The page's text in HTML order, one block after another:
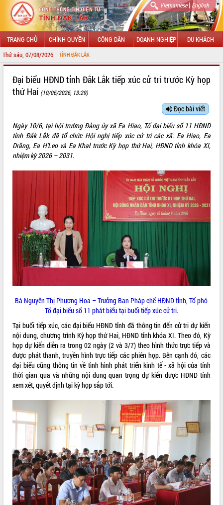
Vietnamese| English
TRANG CHỦ CHÍNH QUYỀN CÔNG DÂN DOANH NGHIỆP DU KHÁCH
Thứ sáu, 07/08/2026
TIN ĐIỆN TỬ TỈNH ĐẮK LẮK
LÃNH ĐẠO UBND TỈNH
SỞ, BAN, NGÀNH
UBND CÁC XÃ, PHƯỜNG
THÔNG TIN CHỈ ĐẠO ĐIỀU HÀNH
HỆ THỐNG VĂN BẢN
VĂN BẢN HĐND TỈNH
ĐIỂM TIN VĂN BẢN
QUY HOẠCH - KẾ HOẠCH
VIDEO
Đại biểu HĐND tỉnh Đắk Lắk tiếp xúc cử tri trước Kỳ họp
thứ Hai (10/06/2026, 13:29)
Đọc bài viết
Ngày 10/6, tại hội trường Đảng ủy xã Ea Hiao, Tổ đại biểu số 11 HĐND
tỉnh Đắk Lắk đã tổ chức Hội nghị tiếp xúc cử tri các xã: Ea Hiao, Ea
Drăng, Ea H’Leo và Ea Khal trước Kỳ họp thứ Hai, HĐND tỉnh khóa XI,
nhiệm kỳ 2026 – 2031.
Bà Nguyễn Thị Phương Hoa – Trưởng Ban Pháp chế HĐND tỉnh, Tổ phó
Tổ đại biểu số 11 phát biểu tại buổi tiếp xúc cử tri.
Tại buổi tiếp xúc, các đại biểu HĐND tỉnh đã thông tin đến cử tri dự kiến
nội dung, chương trình Kỳ họp thứ Hai, HĐND tỉnh khóa XI. Theo đó, Kỳ
họp dự kiến diễn ra trong 02 ngày (2 và 3/7) theo hình thức trực tiếp và
được phát thanh, truyền hình trực tiếp các phiên họp. Bên cạnh đó, các
đại biểu cũng thông tin về tình hình phát triển kinh tế - xã hội của tỉnh
thời gian qua và những nội dung quan trọng dự kiến được HĐND tỉnh
xem xét, quyết định tại kỳ họp sắp tới.